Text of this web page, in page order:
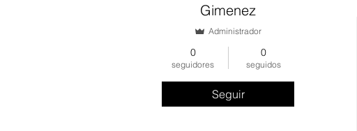
Gimenez
Administrador
0
seguidores
0
seguidos
Seguir